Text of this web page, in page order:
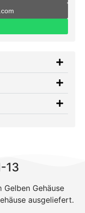
13
Gehäuse
ausgeliefert.